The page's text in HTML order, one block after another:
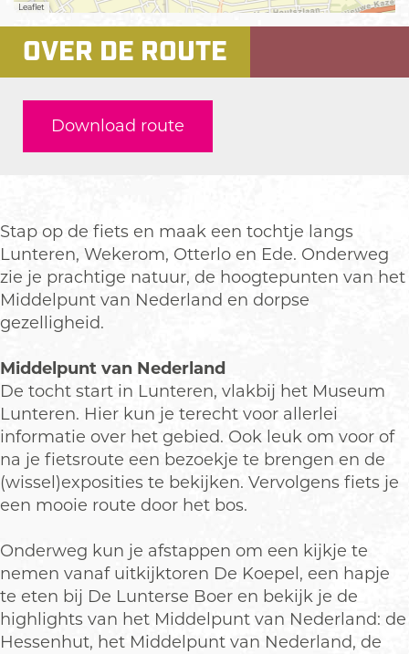
t
B
u
i
t
e
n
o
o
r
j
n
h
e
m
Leaflet
OVER DE ROUTE
Download route
Stap op de fiets en maak een tochtje langs
Lunteren, Wekerom, Otterlo en Ede. Onderweg
zie je prachtige natuur, de hoogtepunten van het
Middelpunt van Nederland en dorpse
gezelligheid.
Middelpunt van Nederland
De tocht start in Lunteren, vlakbij het Museum
Lunteren. Hier kun je terecht voor allerlei
informatie over het gebied. Ook leuk om voor of
na je fietsroute een bezoekje te brengen en de
(wissel)exposities te bekijken. Vervolgens fiets je
een mooie route door het bos.
Onderweg kun je afstappen om een kijkje te
nemen vanaf uitkijktoren De Koepel, een hapje
te eten bij De Lunterse Boer en bekijk je de
highlights van het Middelpunt van Nederland: de
Hessenhut, het Middelpunt van Nederland, de